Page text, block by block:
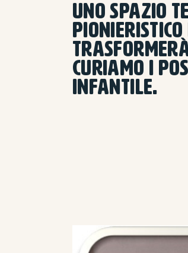
UNO SPAZIO
CURIAMO I
INFANTILE.